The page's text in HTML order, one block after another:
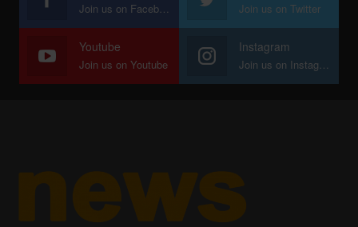
Join us on Facebook Join us on Twitter
Youtube
Join us on Youtube
Instagram
Join us on Instagram